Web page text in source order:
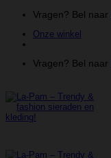
inhoud
Vragen? Bel naar
Onze winkel
Vragen? Bel naar